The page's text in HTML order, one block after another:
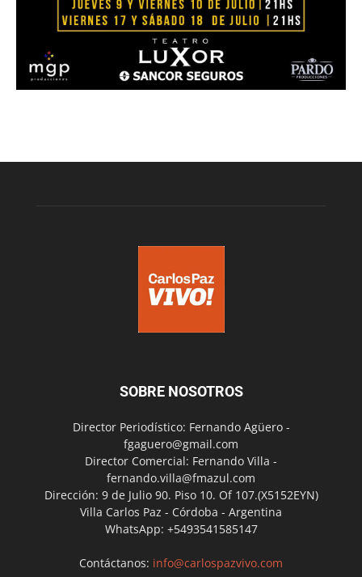
SOBRE NOSOTROS
Director Periodístico: Fernando Agüero -
fgaguero@gmail.com
Director Comercial: Fernando Villa -
fernando.villa@fmazul.com
Dirección: 9 de Julio 90. Piso 10. Of 107.(X5152EYN)
Villa Carlos Paz - Córdoba - Argentina
WhatsApp: +5493541585147
Contáctanos: info@carlospazvivo.com